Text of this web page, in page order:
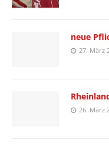
neue
27. März
26. März